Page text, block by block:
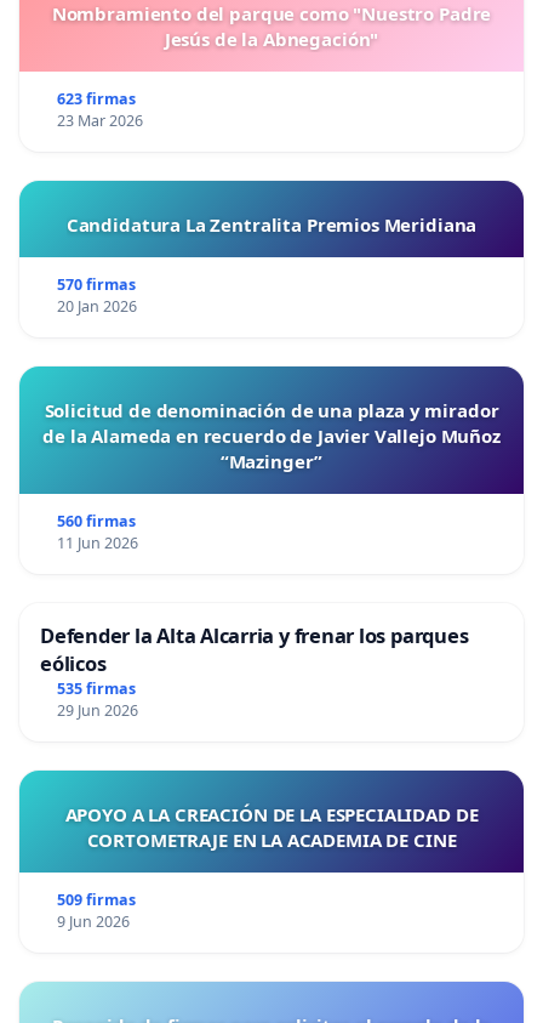
Nombramiento del parque como "Nuestro Padre
Jesús de la Abnegación"
623 firmas
23 Mar 2026
Candidatura La Zentralita Premios Meridiana
570 firmas
20 Jan 2026
Solicitud de denominación de una plaza y mirador
de la Alameda en recuerdo de Javier Vallejo Muñoz
“Mazinger”
560 firmas
11 Jun 2026
Defender la Alta Alcarria y frenar los parques
eólicos
535 firmas
29 Jun 2026
APOYO A LA CREACIÓN DE LA ESPECIALIDAD DE
CORTOMETRAJE EN LA ACADEMIA DE CINE
509 firmas
9 Jun 2026